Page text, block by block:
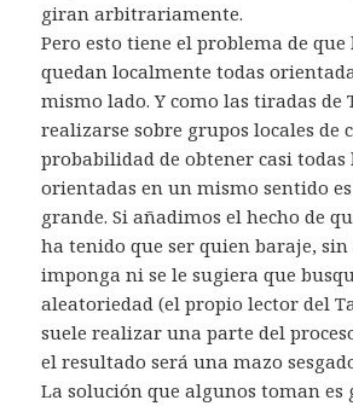
giran arbitrariamente.
Pero esto tiene el problema de que
quedan localmente todas
mismo lado. Y como las tiradas de
realizarse sobre grupos locales de
probabilidad de obtener casi todas
orientadas en un mismo sentido
grande. Si añadimos el hecho de
ha tenido que ser quien baraje, sin
imponga ni se le sugiera que
aleatoriedad (el propio lector del
suele realizar una parte del
el resultado será una mazo
La solución que algunos toman